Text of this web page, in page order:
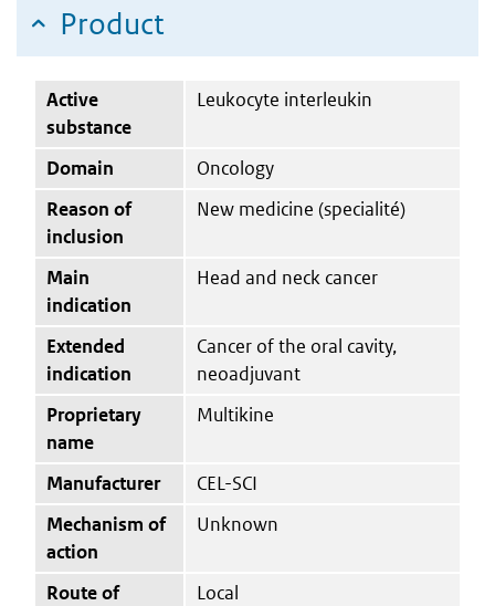
Product
Active
substance
Leukocyte interleukin
Domain
Oncology
Reason of
inclusion
New medicine (specialité)
Main
indication
Head and neck cancer
Extended
indication
Cancer of the oral cavity,
neoadjuvant
Proprietary
name
Multikine
Manufacturer
CEL-SCI
Mechanism of
action
Unknown
Route of
Local